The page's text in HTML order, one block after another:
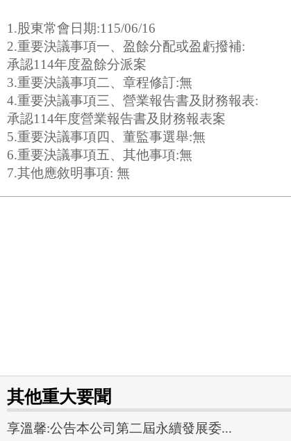
1.股東常會日期:115/06/16
2.重要決議事項一、盈餘分配或盈虧撥補:
承認114年度盈餘分派案
3.重要決議事項二、章程修訂:無
4.重要決議事項三、營業報告書及財務報表:
承認114年度營業報告書及財務報表案
5.重要決議事項四、董監事選舉:無
6.重要決議事項五、其他事項:無
7.其他應敘明事項: 無
其他重大要聞
享溫馨:公告本公司第二屆永續發展委...